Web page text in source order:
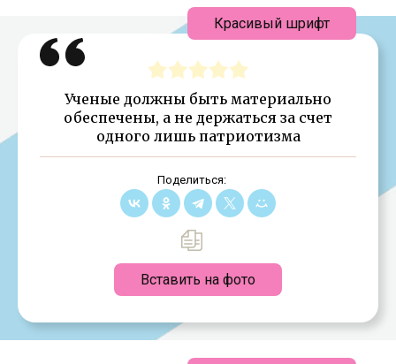
Ученые должны быть материально
обеспечены, а не держаться за счет
одного лишь патриотизма
Поделиться:
Вставить на фото
Красивый шрифт